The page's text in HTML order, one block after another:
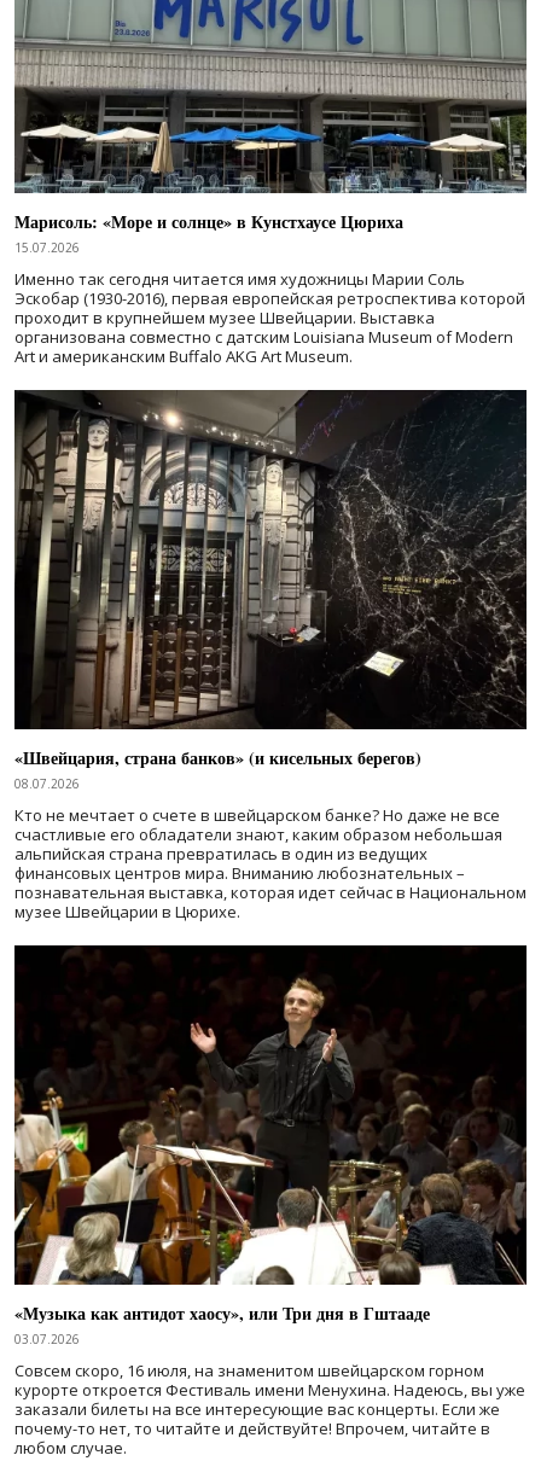
Марисоль: «Море и солнце» в Кунстхаусе Цюриха
15.07.2026
Именно так сегодня читается имя художницы Марии Соль
Эскобар (1930-2016), первая европейская ретроспектива которой
проходит в крупнейшем музее Швейцарии. Выставка
организована совместно с датским Louisiana Museum of Modern
Art и американским Buffalo AKG Art Museum.
«Швейцария, страна банков» (и кисельных берегов)
08.07.2026
Кто не мечтает о счете в швейцарском банке? Но даже не все
счастливые его обладатели знают, каким образом небольшая
альпийская страна превратилась в один из ведущих
финансовых центров мира. Вниманию любознательных –
познавательная выставка, которая идет сейчас в Национальном
музее Швейцарии в Цюрихе.
«Музыка как антидот хаосу», или Три дня в Гштааде
03.07.2026
Совсем скоро, 16 июля, на знаменитом швейцарском горном
курорте откроется Фестиваль имени Менухина. Надеюсь, вы уже
заказали билеты на все интересующие вас концерты. Если же
почему-то нет, то читайте и действуйте! Впрочем, читайте в
любом случае.